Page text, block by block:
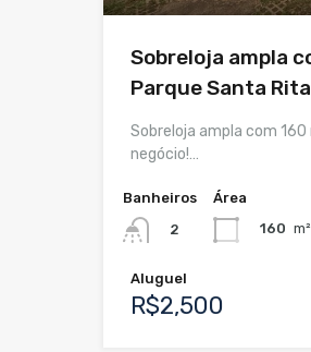
Sobreloja ampla
Parque Santa Rita
Sobreloja ampla com
negócio!…
Banheiros
2
Área
160 m²
Aluguel
R$2,500